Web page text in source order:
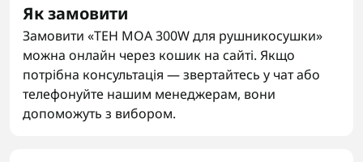
Як замовити
Замовити «ТЕН MOA 300W для рушникосушки»
можна онлайн через кошик на сайті. Якщо
потрібна консультація — звертайтесь у чат або
телефонуйте нашим менеджерам, вони
допоможуть з вибором.